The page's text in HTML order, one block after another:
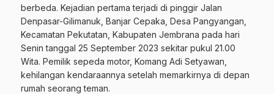
berbeda. Kejadian pertama terjadi di pinggir Jalan
Denpasar-Gilimanuk, Banjar Cepaka, Desa Pangyangan,
Kecamatan Pekutatan, Kabupaten Jembrana pada hari
Senin tanggal 25 September 2023 sekitar pukul 21.00
Wita. Pemilik sepeda motor, Komang Adi Setyawan,
kehilangan kendaraannya setelah memarkirnya di depan
rumah seorang teman.